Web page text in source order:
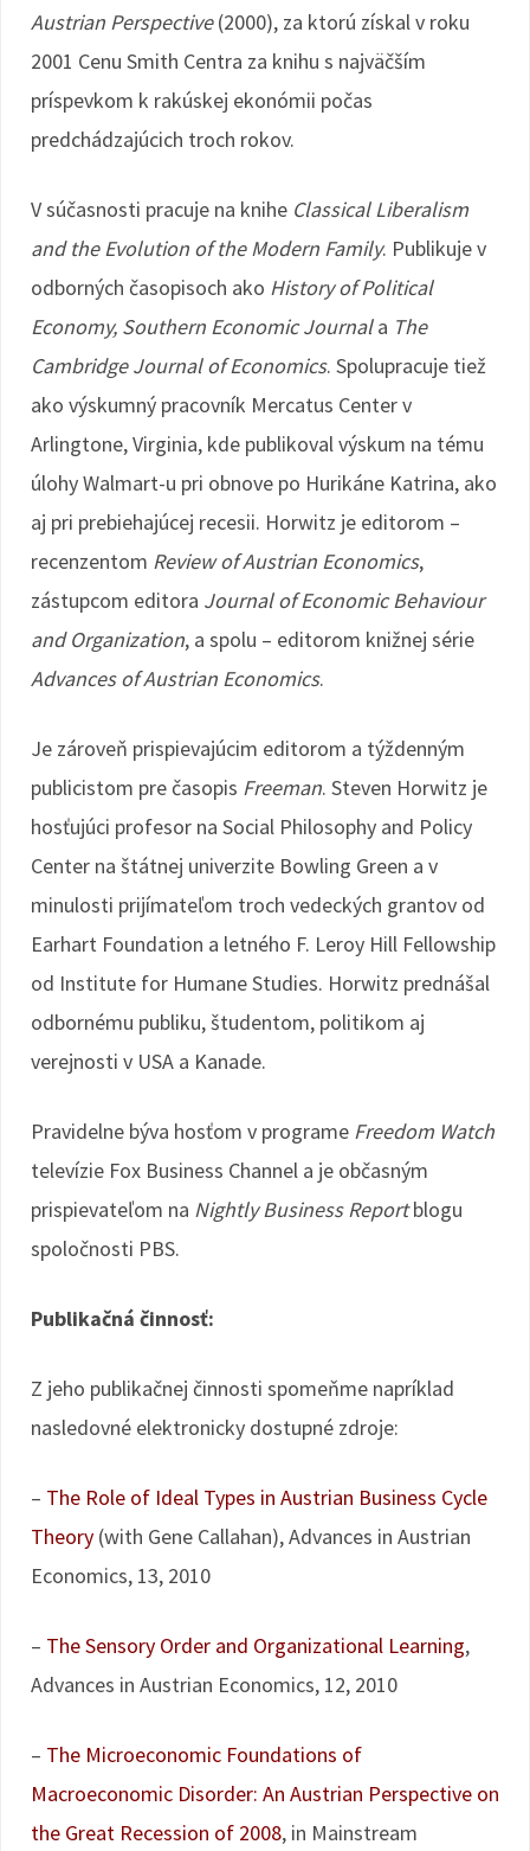
Austrian Perspective(2000), za ktorú získal v roku
2001 Cenu Smith Centra za knihu s najväčším
príspevkom k rakúskej ekonómii počas
predchádzajúcich troch rokov.
V súčasnosti pracuje na knihe Classical Liberalism
and the Evolution of the Modern Family. Publikuje v
odborných časopisoch ako History of Political
Economy, Southern Economic Journala The
Cambridge Journal of Economics. Spolupracuje tiež
ako výskumný pracovník Mercatus Center v
Arlingtone, Virginia, kde publikoval výskum na tému
úlohy Walmart-u pri obnove po Hurikáne Katrina, ako
aj pri prebiehajúcej recesii. Horwitz je editorom –
recenzentom Review of Austrian Economics,
zástupcom editora Journal of Economic Behaviour
and Organization, a spolu – editorom knižnej série
Advances of Austrian Economics.
Je zároveň prispievajúcim editorom a týždenným
publicistom pre časopis Freeman. Steven Horwitz je
hosťujúci profesor na Social Philosophy and Policy
Center na štátnej univerzite Bowling Green a v
minulosti prijímateľom troch vedeckých grantov od
Earhart Foundation a letného F. Leroy Hill Fellowship
od Institute for Humane Studies. Horwitz prednášal
odbornému publiku, študentom, politikom aj
verejnosti v USA a Kanade.
Pravidelne býva hosťom v programe Freedom Watch
televízie Fox Business Channel a je občasným
prispievateľom na Nightly Business Reportblogu
spoločnosti PBS.
Publikačná činnosť:
Z jeho publikačnej činnosti spomeňme napríklad
nasledovné elektronicky dostupné zdroje:
– The Role of Ideal Types in Austrian Business Cycle
Theory (with Gene Callahan), Advances in Austrian
Economics, 13, 2010
– The Sensory Order and Organizational Learning,
Advances in Austrian Economics, 12, 2010
– The Microeconomic Foundations of
Macroeconomic Disorder: An Austrian Perspective on
the Great Recession of 2008, in Mainstream